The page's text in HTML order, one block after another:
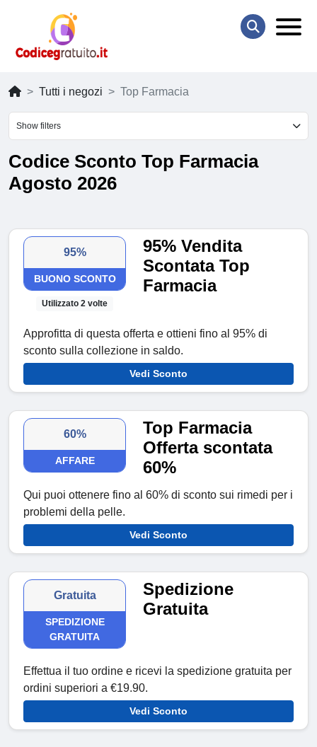
Tutti i negozi Top Farmacia
Show filters
Codice Sconto Top Farmacia
Agosto 2026
95%
BUONO SCONTO
Utilizzato 2 volte
95% Vendita
Scontata Top
Farmacia
Approfitta di questa offerta e ottieni fino al 95% di
sconto sulla collezione in saldo.
Vedi Sconto
60%
AFFARE
Top Farmacia
Offerta scontata
60%
Qui puoi ottenere fino al 60% di sconto sui rimedi per i
problemi della pelle.
Vedi Sconto
Gratuita
SPEDIZIONE
GRATUITA
Spedizione
Gratuita
Effettua il tuo ordine e ricevi la spedizione gratuita per
ordini superiori a €19.90.
Vedi Sconto